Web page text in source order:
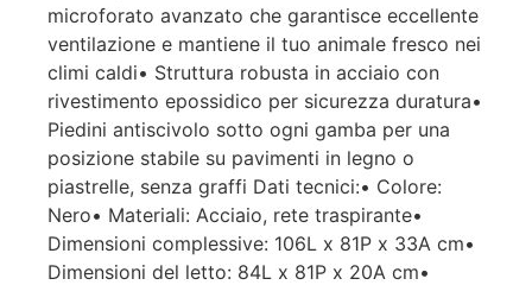
microforato avanzato che garantisce eccellente
ventilazione e mantiene il tuo animale fresco nei
climi caldi• Struttura robusta in acciaio con
rivestimento epossidico per sicurezza duratura•
Piedini antiscivolo sotto ogni gamba per una
posizione stabile su pavimenti in legno o
piastrelle, senza graffi Dati tecnici:• Colore:
Nero• Materiali: Acciaio, rete traspirante•
Dimensioni complessive: 106L x 81P x 33A cm•
Dimensioni del letto: 84L x 81P x 20A cm•